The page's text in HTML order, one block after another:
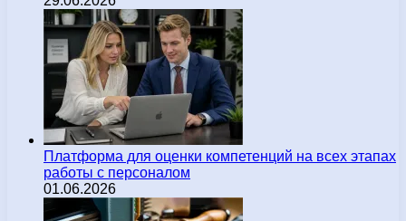
Платформа для оценки компетенций на всех этапах
работы с персоналом
01.06.2026